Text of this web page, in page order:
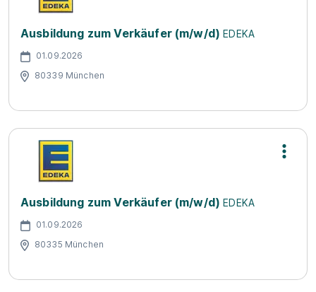
Ausbildung zum Verkäufer (m/w/d) EDEKA
01.09.2026
80339 München
Ausbildung zum Verkäufer (m/w/d) EDEKA
01.09.2026
80335 München